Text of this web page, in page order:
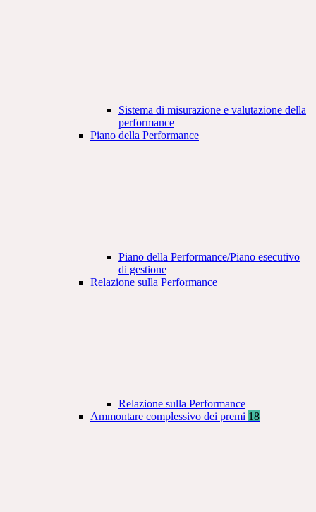
Sistema di misurazione e valutazione della
performance
Piano della Performance
Piano della Performance/Piano esecutivo
di gestione
Relazione sulla Performance
Relazione sulla Performance
Ammontare complessivo dei premi 18